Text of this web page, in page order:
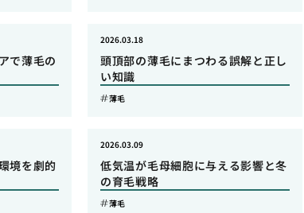
で薄毛の
頭頂部の薄毛にまつわる誤解と正し
い知識
2026.03.18
薄毛
境を劇的
低気温が毛母細胞に与える影響と冬
の育毛戦略
2026.03.09
薄毛